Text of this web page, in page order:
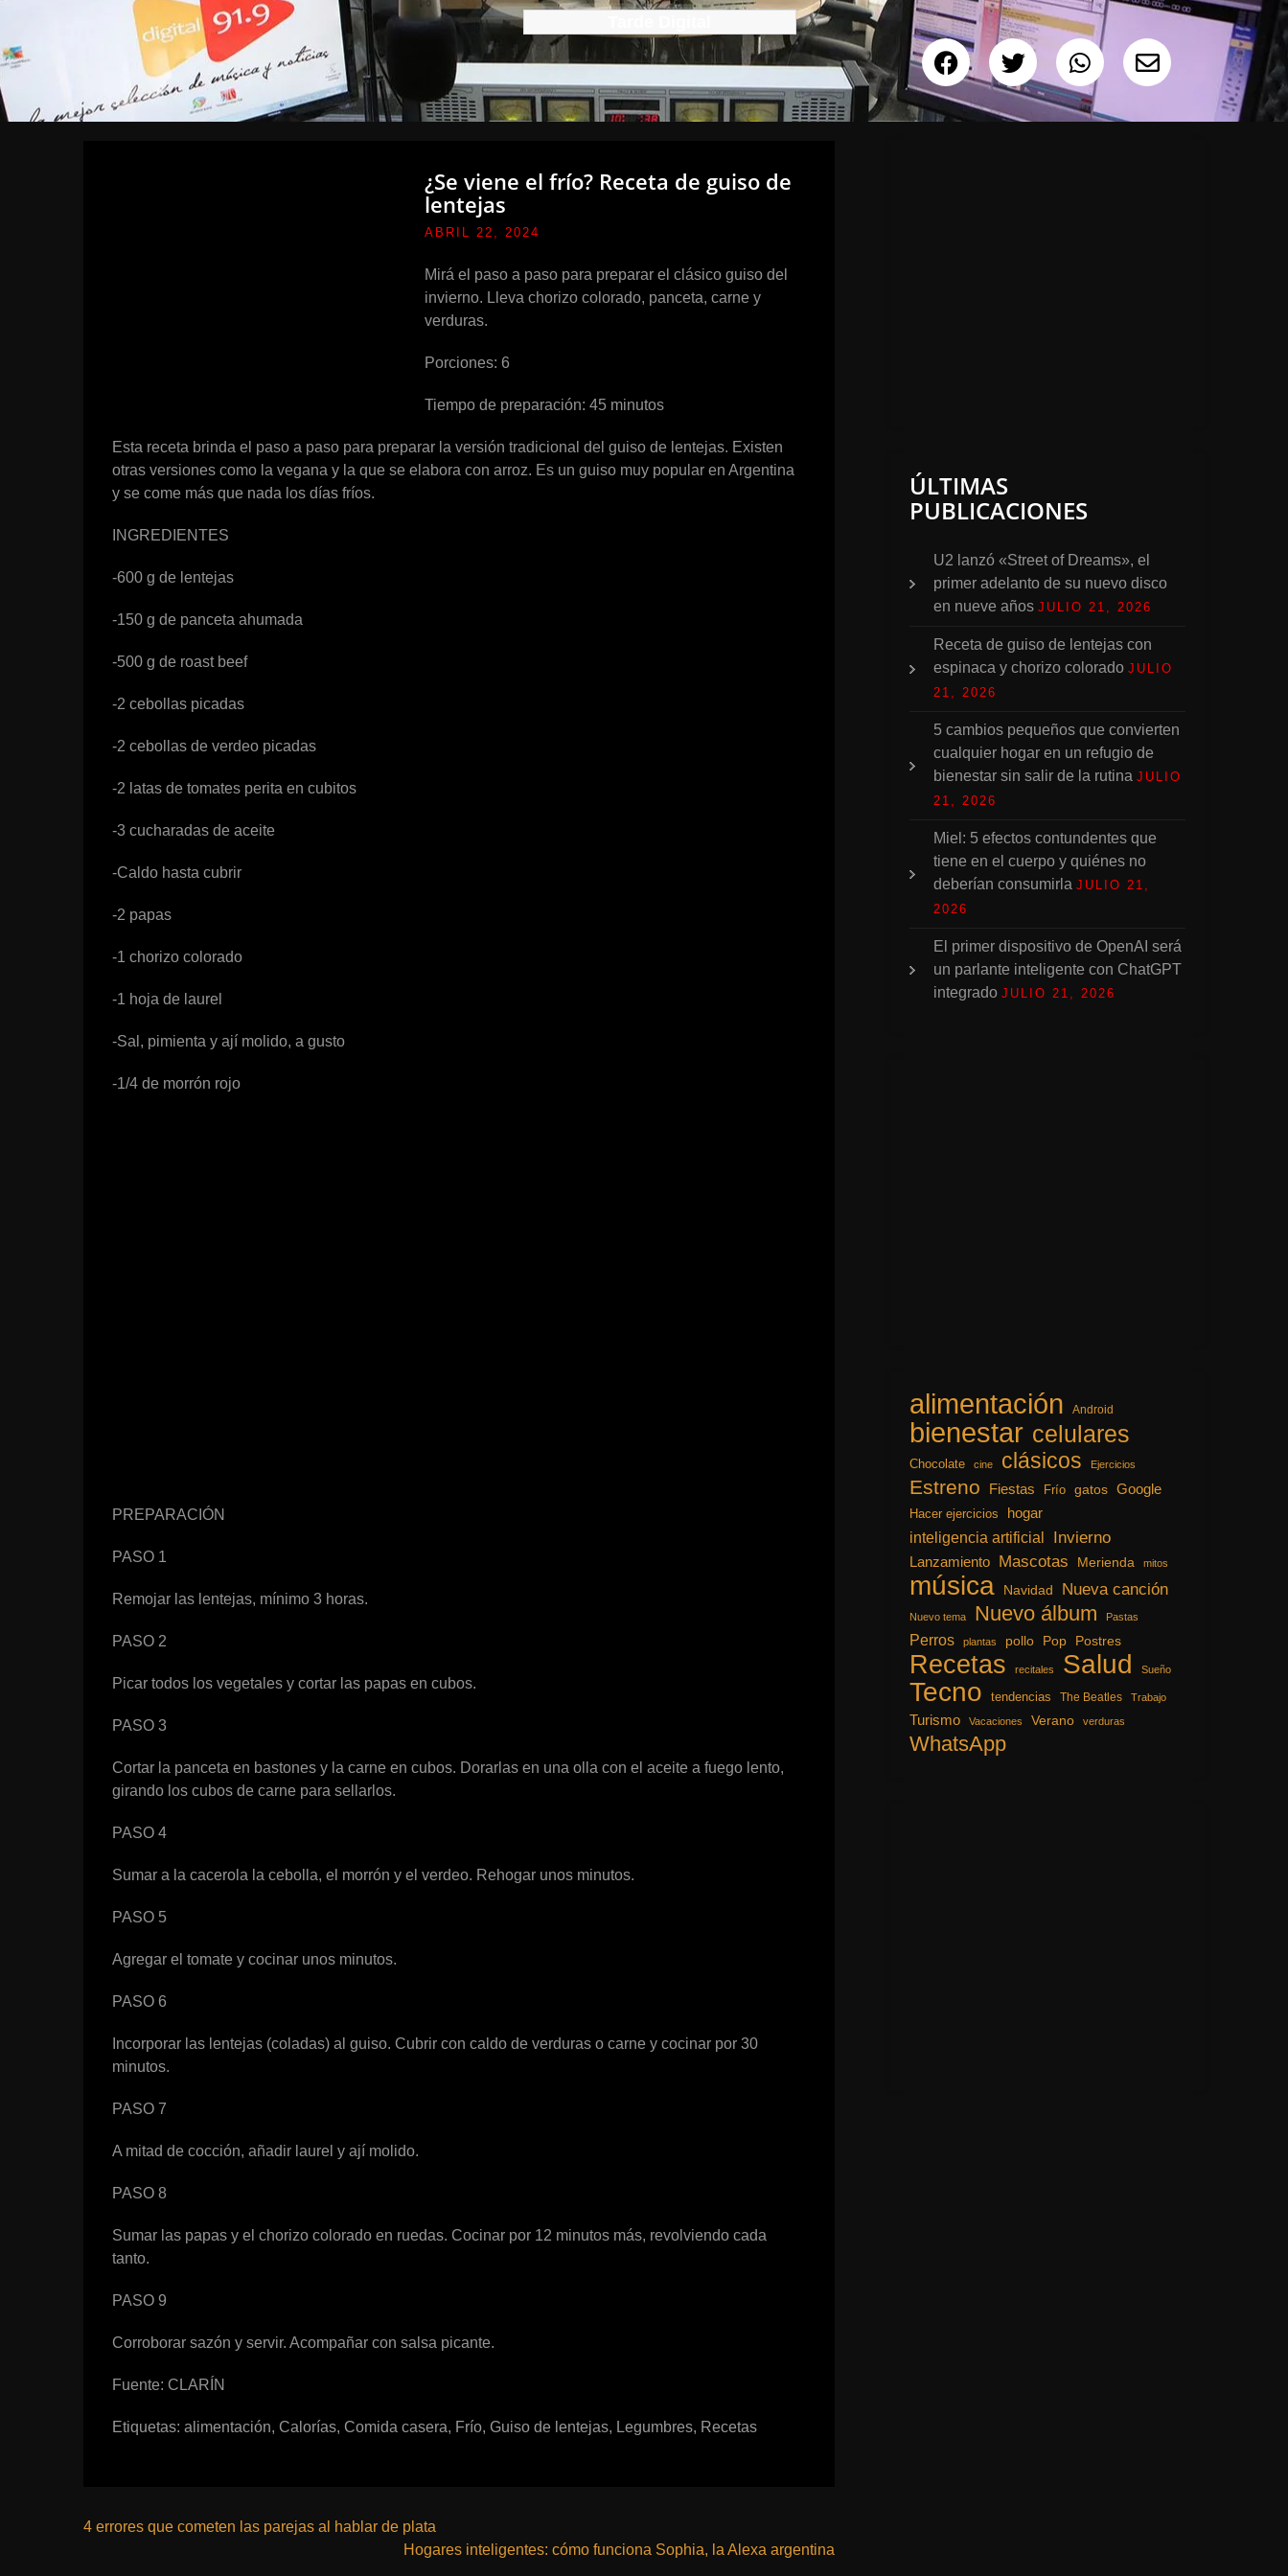
¿Se viene el frío? Receta de guiso de
lentejas
ABRIL 22, 2024
Mirá el paso a paso para preparar el clásico guiso del
invierno. Lleva chorizo colorado, panceta, carne y
verduras.
Porciones: 6
Tiempo de preparación: 45 minutos
Esta receta brinda el paso a paso para preparar la versión tradicional del guiso de lentejas. Existen
otras versiones como la vegana y la que se elabora con arroz. Es un guiso muy popular en Argentina
y se come más que nada los días fríos.
INGREDIENTES
-600 g de lentejas
-150 g de panceta ahumada
-500 g de roast beef
-2 cebollas picadas
-2 cebollas de verdeo picadas
-2 latas de tomates perita en cubitos
-3 cucharadas de aceite
-Caldo hasta cubrir
-2 papas
-1 chorizo colorado
-1 hoja de laurel
-Sal, pimienta y ají molido, a gusto
-1/4 de morrón rojo
PREPARACIÓN
PASO 1
Remojar las lentejas, mínimo 3 horas.
PASO 2
Picar todos los vegetales y cortar las papas en cubos.
PASO 3
Cortar la panceta en bastones y la carne en cubos. Dorarlas en una olla con el aceite a fuego lento,
girando los cubos de carne para sellarlos.
PASO 4
Sumar a la cacerola la cebolla, el morrón y el verdeo. Rehogar unos minutos.
PASO 5
Agregar el tomate y cocinar unos minutos.
PASO 6
Incorporar las lentejas (coladas) al guiso. Cubrir con caldo de verduras o carne y cocinar por 30
minutos.
PASO 7
A mitad de cocción, añadir laurel y ají molido.
PASO 8
Sumar las papas y el chorizo colorado en ruedas. Cocinar por 12 minutos más, revolviendo cada
tanto.
PASO 9
Corroborar sazón y servir. Acompañar con salsa picante.
Fuente: CLARÍN
Etiquetas: alimentación, Calorías, Comida casera, Frío, Guiso de lentejas, Legumbres, Recetas
4 errores que cometen las parejas al hablar de plata
Hogares inteligentes: cómo funciona Sophia, la Alexa argentina
ÚLTIMAS
PUBLICACIONES
U2 lanzó «Street of Dreams», el
primer adelanto de su nuevo disco
en nueve años JULIO 21, 2026
Receta de guiso de lentejas con
espinaca y chorizo colorado JULIO
21, 2026
5 cambios pequeños que convierten
cualquier hogar en un refugio de
bienestar sin salir de la rutina JULIO
21, 2026
Miel: 5 efectos contundentes que
tiene en el cuerpo y quiénes no
deberían consumirla JULIO 21,
2026
El primer dispositivo de OpenAI será
un parlante inteligente con ChatGPT
integrado JULIO 21, 2026
alimentación Android
bienestar celulares
Chocolate cine clásicos Ejercicios
Estreno Fiestas Frío gatos Google
Hacer ejercicios hogar
inteligencia artificial Invierno
Lanzamiento Mascotas Merienda mitos
música Navidad Nueva canción
Nuevo tema Nuevo álbum Pastas
Perros plantas pollo Pop Postres
Recetas recitales Salud Sueño
Tecno tendencias The Beatles Trabajo
Turismo Vacaciones Verano verduras
WhatsApp